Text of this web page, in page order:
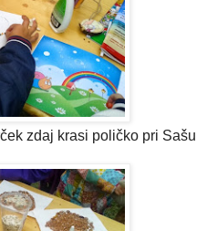
zdaj krasi poličko pri Sašu